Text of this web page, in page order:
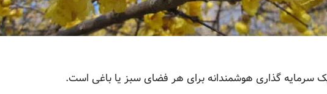
سرمایه گذاری هوشمندانه برای هر فضای سبز یا باغی است.